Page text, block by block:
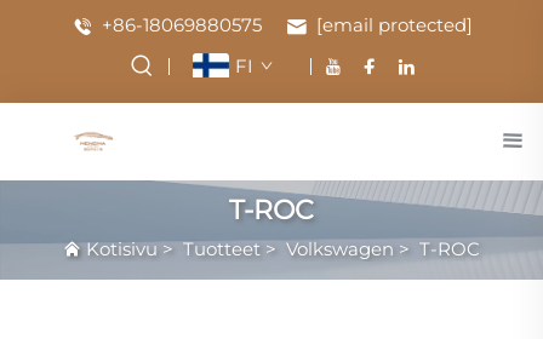
+86-18069880575
[email protected]
FI
T-ROC
Kotisivu > Tuotteet > Volkswagen > T-ROC